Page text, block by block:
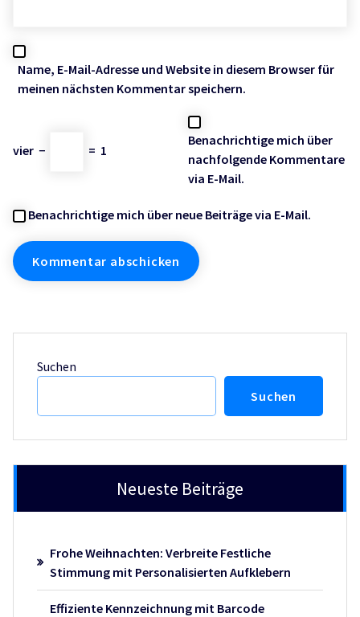
Name, E-Mail-Adresse und Website in diesem Browser für
meinen nächsten Kommentar speichern.
vier − = 1
Benachrichtige mich über
nachfolgende Kommentare
via E-Mail.
Benachrichtige mich über neue Beiträge via E-Mail.
Suchen
Suchen
Neueste Beiträge
Frohe Weihnachten: Verbreite Festliche
Stimmung mit Personalisierten Aufklebern
Effiziente Kennzeichnung mit Barcode